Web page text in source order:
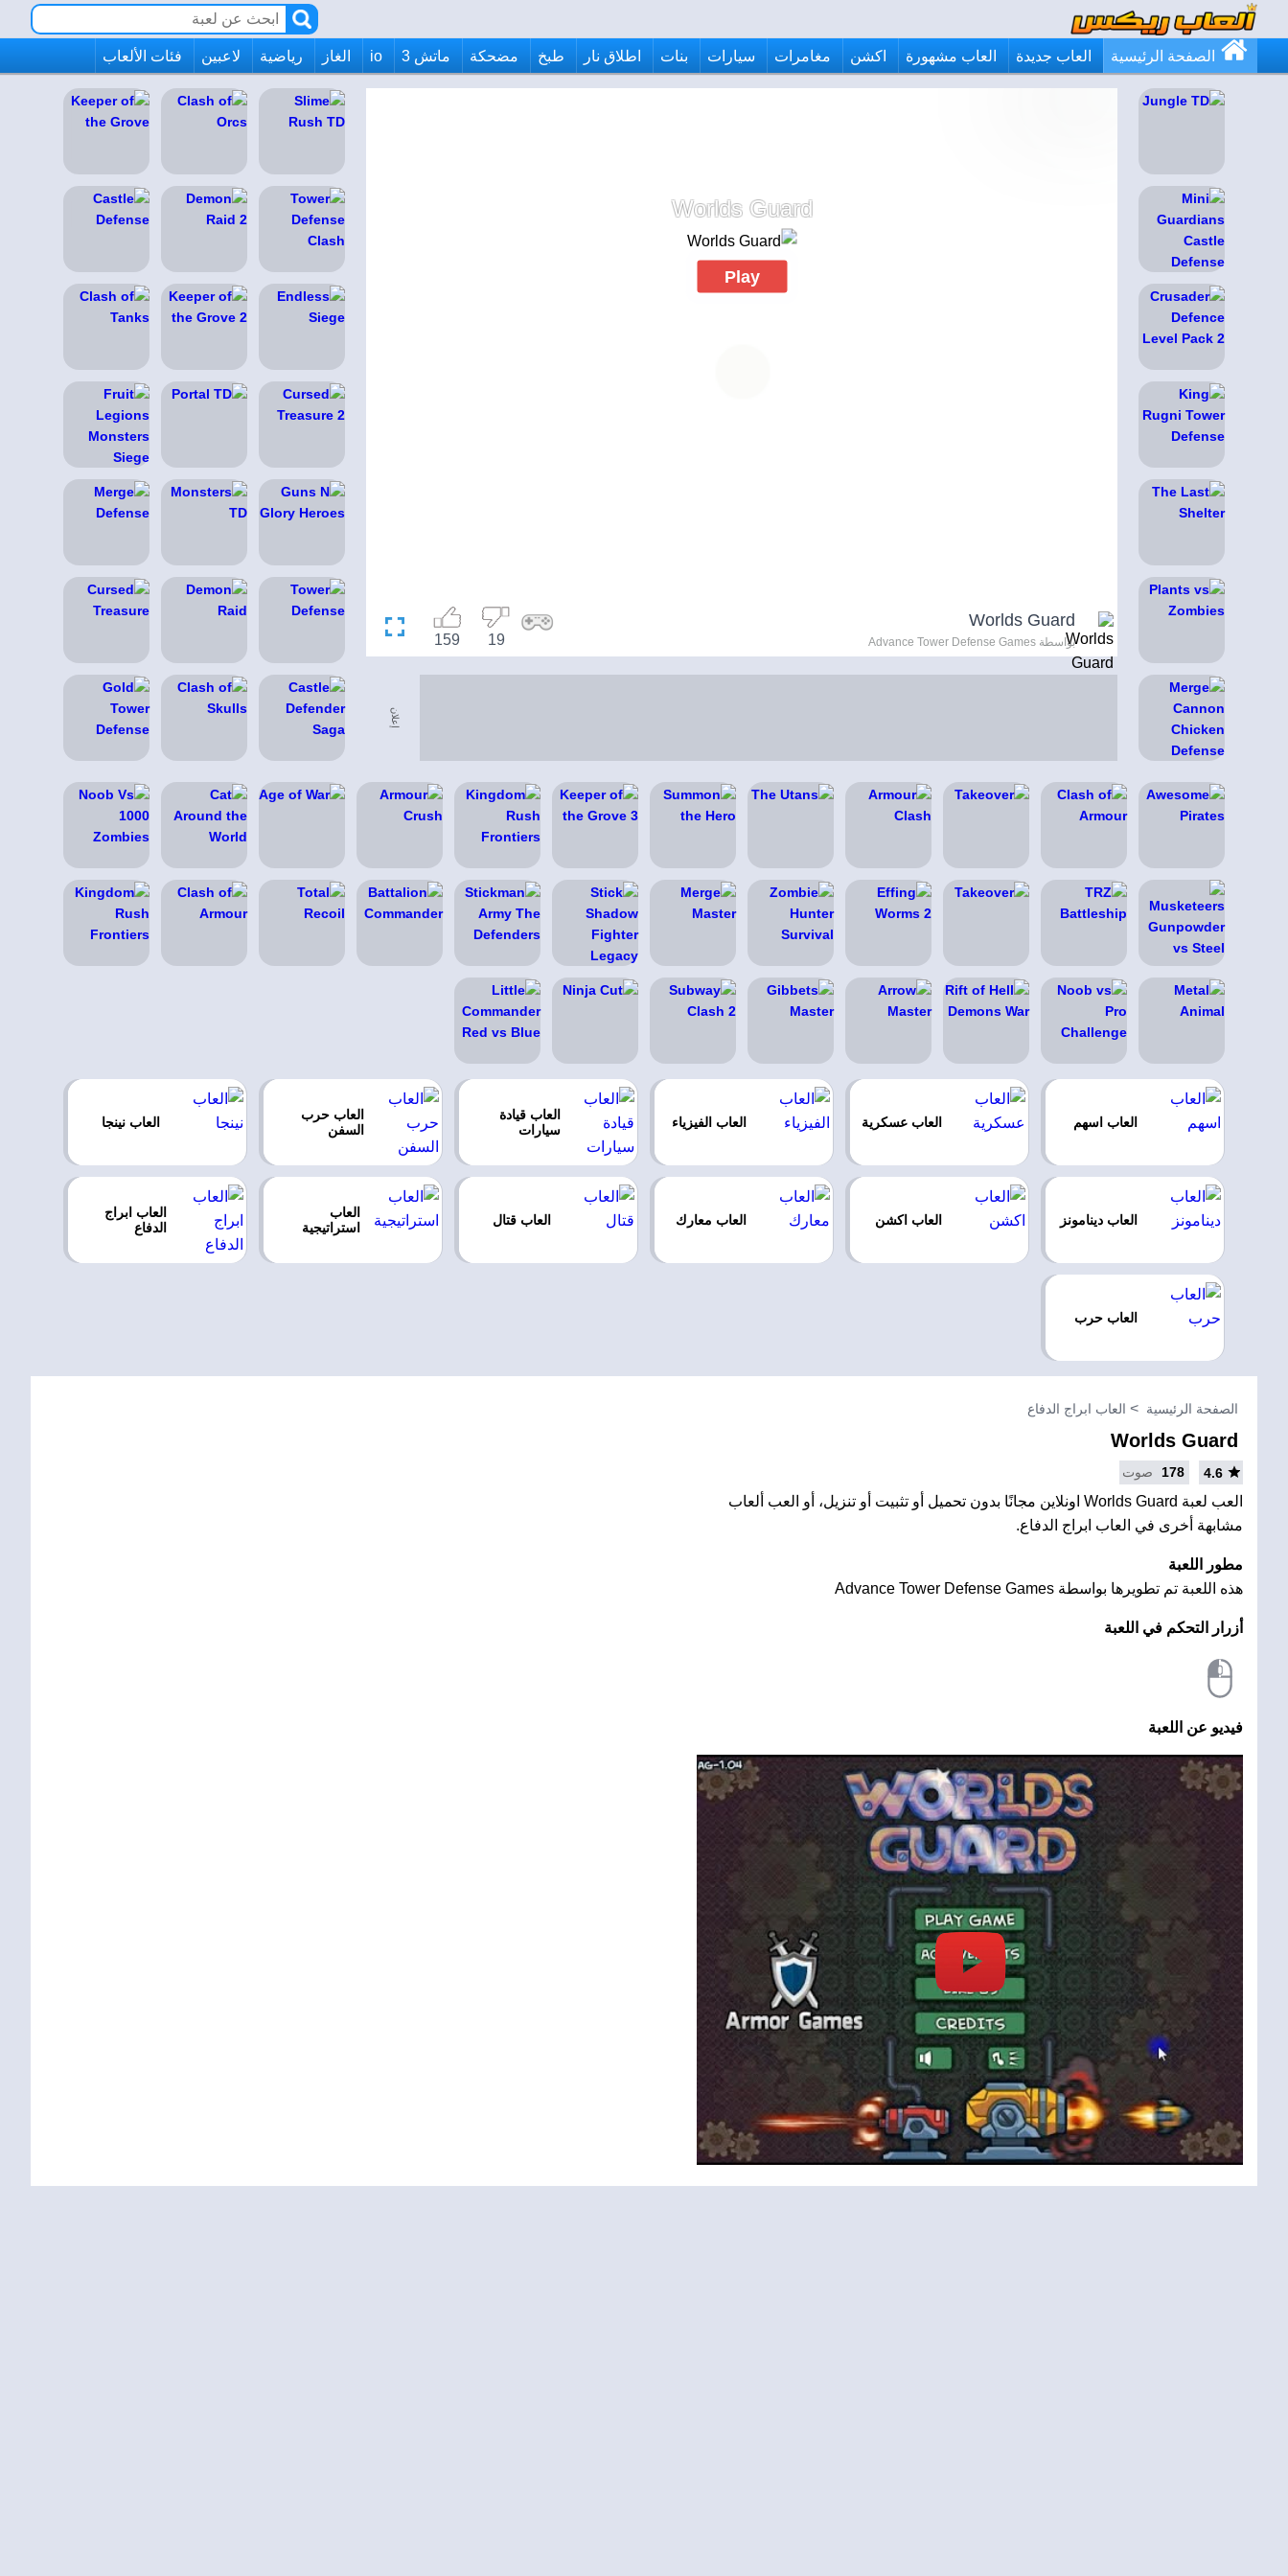
الصفحة الرئيسية العاب جديدة العاب مشهورة اكشن مغامرات سيارات بنات اطلاق نار طبخ مضحكة ماتش 3 io الغاز رياضية لاعبين فئات الألعاب
Worlds Guard
Play
Worlds Guard
بواسطة Advance Tower Defense Games 19
159
إعلان
العاب اسهم العاب عسكرية العاب الفيزياء
العاب قيادة
سيارات
العاب حرب
السفن
العاب نينجا
العاب دينامونز العاب اكشن العاب معارك العاب قتال
العاب
استراتيجية
العاب ابراج
الدفاع
العاب حرب
الصفحة الرئيسية العاب ابراج الدفاع
Worlds Guard
4.6
178 صوت
العب لعبة Worlds Guard اونلاين مجانًا بدون تحميل أو تثبيت أو تنزيل، أو العب ألعاب
مشابهة أخرى في العاب ابراج الدفاع.
مطور اللعبة
هذه اللعبة تم تطويرها بواسطة Advance Tower Defense Games
أزرار التحكم في اللعبة
فيديو عن اللعبة